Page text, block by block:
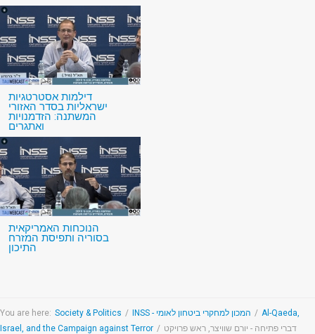
דילמות אסטרטגיות
ישראליות בסדר האזורי
המשתנה: הזדמנויות
ואתגרים
הנוכחות האמריקאית
בסוריה ותפיסת המזרח
התיכון
You are here: Society & Politics / INSS - המכון למחקרי ביטחון לאומי / Al-Qaeda,
Israel, and the Campaign against Terror / דברי פתיחה - יורם שוויצר, ראש פרויקט